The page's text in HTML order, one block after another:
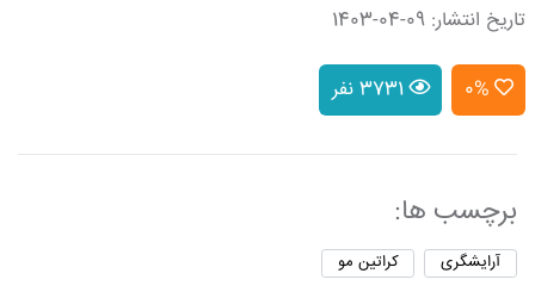
تاریخ انتشار: 09-04-1403
0% 3731 نفر
برچسب ها:
آرایشگری کراتین مو